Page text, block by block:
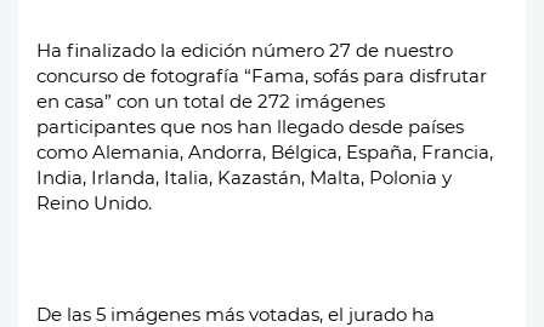
Ha finalizado la edición número 27 de nuestro
concurso de fotografía “Fama, sofás para disfrutar
en casa” con un total de 272 imágenes
participantes que nos han llegado desde países
como Alemania, Andorra, Bélgica, España, Francia,
India, Irlanda, Italia, Kazastán, Malta, Polonia y
Reino Unido.
De las 5 imágenes más votadas, el jurado ha